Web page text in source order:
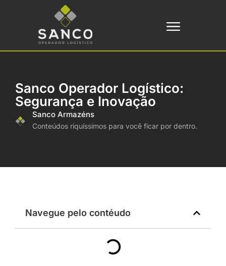
Sanco Operador Logístico:
Segurança e Inovação
Sanco Armazéns
Conteúdos riquíssimos para você ficar por dentro.
Navegue pelo contéudo